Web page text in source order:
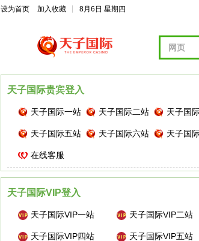
设为首页 加入收藏 8月6日 星期四
网页
天子国际贵宾登入
天子国际一站 天子国际二站 天子国
天子国际五站 天子国际六站 天子国
在线客服
天子国际VIP登入
天子国际VIP一站 天子国际VIP二站
天子国际VIP四站 天子国际VIP五站